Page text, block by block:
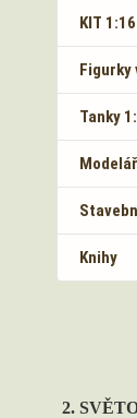
KIT
Figurky
Tanky
Knihy
2.